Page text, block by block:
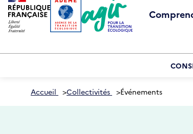
Accueil >Collectivités >Événements